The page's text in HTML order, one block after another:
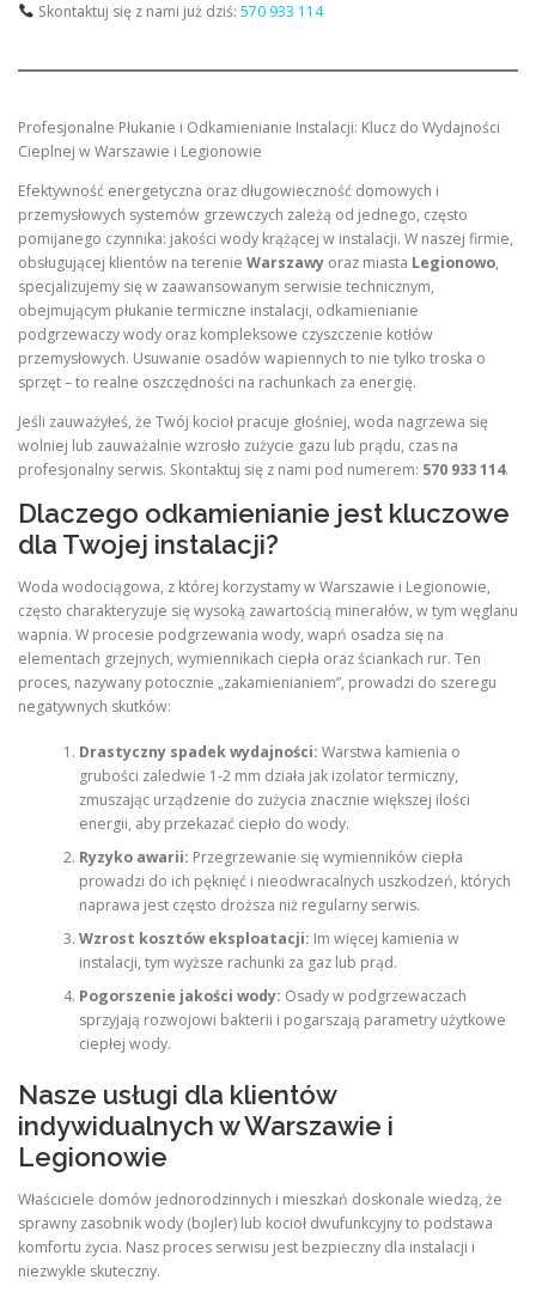
Skontaktuj się z nami już dziś: 570 933 114
Profesjonalne Płukanie i Odkamienianie Instalacji: Klucz do Wydajności
Cieplnej w Warszawie i Legionowie
Efektywność energetyczna oraz długowieczność domowych i
przemysłowych systemów grzewczych zależą od jednego, często
pomijanego czynnika: jakości wody krążącej w instalacji. W naszej firmie,
obsługującej klientów na terenie Warszawy oraz miasta Legionowo,
specjalizujemy się w zaawansowanym serwisie technicznym,
obejmującym płukanie termiczne instalacji, odkamienianie
podgrzewaczy wody oraz kompleksowe czyszczenie kotłów
przemysłowych. Usuwanie osadów wapiennych to nie tylko troska o
sprzęt – to realne oszczędności na rachunkach za energię.
Jeśli zauważyłeś, że Twój kocioł pracuje głośniej, woda nagrzewa się
wolniej lub zauważalnie wzrosło zużycie gazu lub prądu, czas na
profesjonalny serwis. Skontaktuj się z nami pod numerem: 570 933 114.
Dlaczego odkamienianie jest kluczowe
dla Twojej instalacji?
Woda wodociągowa, z której korzystamy w Warszawie i Legionowie,
często charakteryzuje się wysoką zawartością minerałów, w tym węglanu
wapnia. W procesie podgrzewania wody, wapń osadza się na
elementach grzejnych, wymiennikach ciepła oraz ściankach rur. Ten
proces, nazywany potocznie „zakamienianiem”, prowadzi do szeregu
negatywnych skutków:
Drastyczny spadek wydajności: Warstwa kamienia o
grubości zaledwie 1-2 mm działa jak izolator termiczny,
zmuszając urządzenie do zużycia znacznie większej ilości
energii, aby przekazać ciepło do wody.
Ryzyko awarii: Przegrzewanie się wymienników ciepła
prowadzi do ich pęknięć i nieodwracalnych uszkodzeń, których
naprawa jest często droższa niż regularny serwis.
Wzrost kosztów eksploatacji: Im więcej kamienia w
instalacji, tym wyższe rachunki za gaz lub prąd.
Pogorszenie jakości wody: Osady w podgrzewaczach
sprzyjają rozwojowi bakterii i pogarszają parametry użytkowe
ciepłej wody.
Nasze usługi dla klientów
indywidualnych w Warszawie i
Legionowie
Właściciele domów jednorodzinnych i mieszkań doskonale wiedzą, że
sprawny zasobnik wody (bojler) lub kocioł dwufunkcyjny to podstawa
komfortu życia. Nasz proces serwisu jest bezpieczny dla instalacji i
niezwykle skuteczny.